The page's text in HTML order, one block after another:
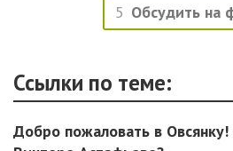
5 Обсудить на
Ссылки по теме:
Добро пожаловать в